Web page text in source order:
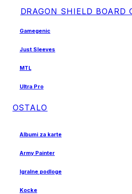
DRAGON SHIELD BOARD
Gamegenic
Just Sleeves
MTL
Ultra Pro
OSTALO
Albumi za karte
Army Painter
Igralne podloge
Kocke